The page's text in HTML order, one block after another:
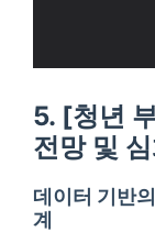
5. [청년
전망 및
데이터 기반
계